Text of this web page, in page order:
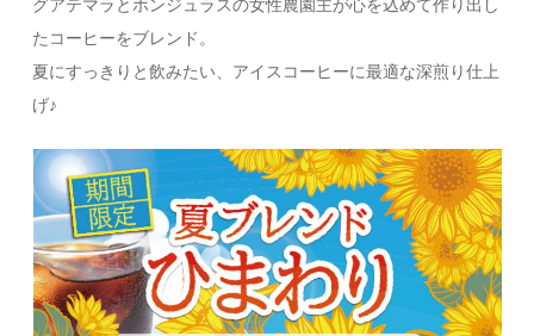
グアテマラとホンジュラスの女性農園主が心を込めて作り出し
たコーヒーをブレンド。
夏にすっきりと飲みたい、アイスコーヒーに最適な深煎り仕上
げ♪